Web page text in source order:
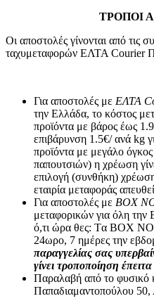
ΤΡΟΠΟΙ
Οι αποστολές γίνονται από τις
ταχυμεταφορών ΕΛΤΑ
Για αποστολές με ΕΛΤΑ
την Ελλάδα, το κόστος
προϊόντα με βάρος έως
επιβάρυνση 1.5€/ ανά kg
προϊόντα με μεγάλο
παπουτσιών) η χρέωση
επιλογή (συνθήκη)
εταιρία μεταφοράς
Για αποστολές με BOX
μεταφορικών για όλη
ό,τι ώρα θες: Tα ΒΟΧ
24ωρο, 7 ημέρες την
παραγγελίας σας
γίνει τροποποίηση
Παραλαβή από το φυσικό
Παπαδιαμαντοπούλου